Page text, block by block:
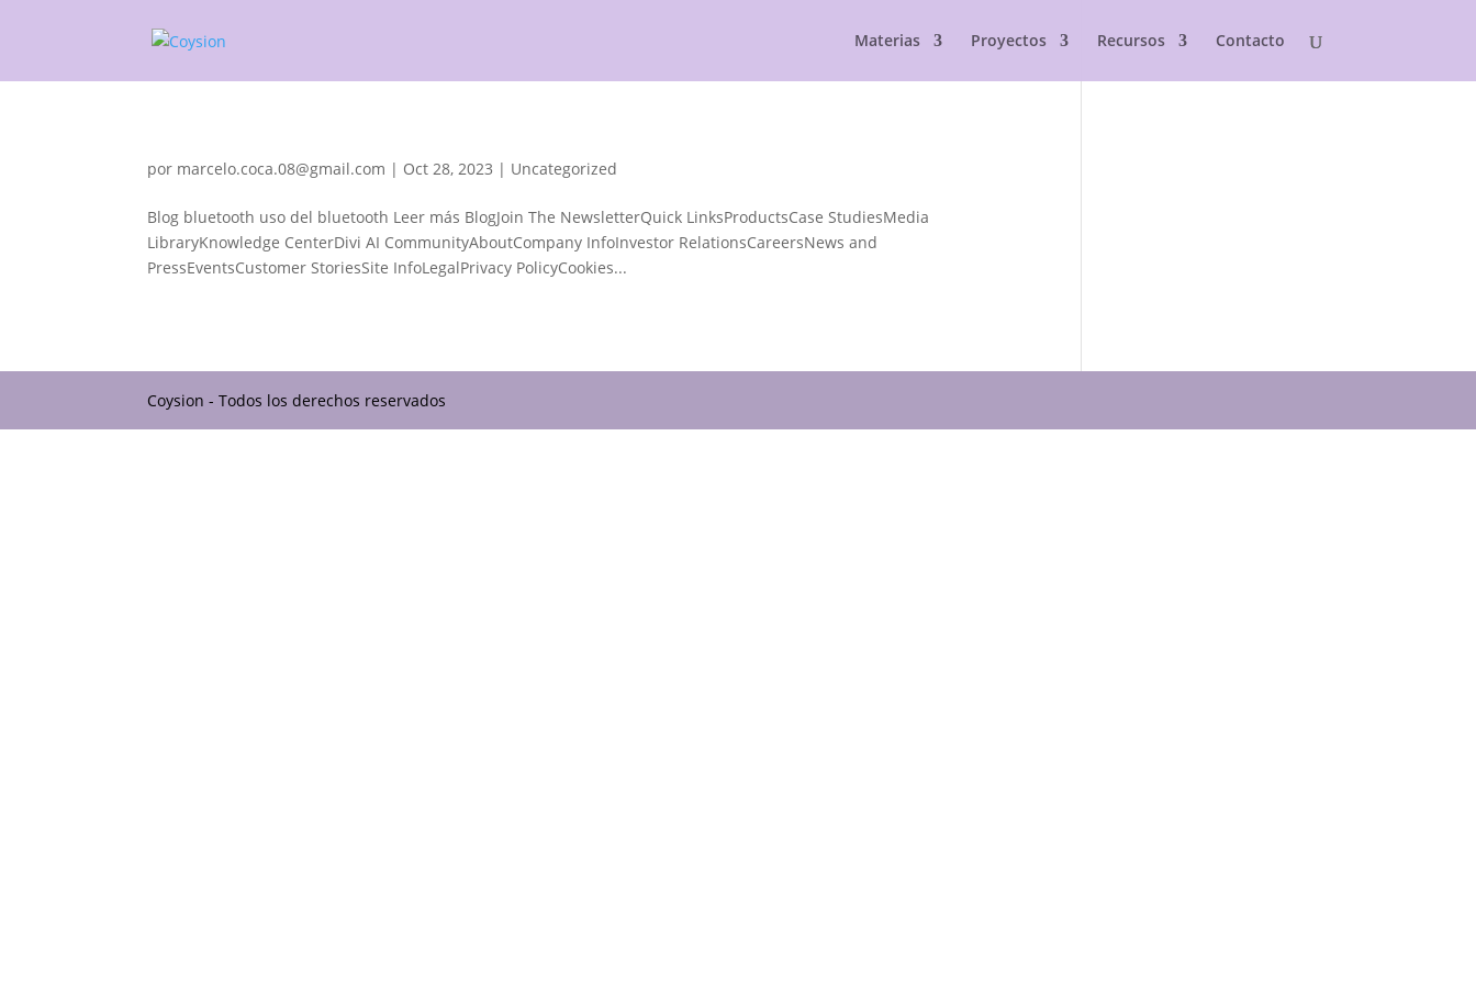
Materias Proyectos Recursos Contacto
por marcelo.coca.08@gmail.com | Oct 28, 2023 | Uncategorized
Blog bluetooth uso del bluetooth Leer más BlogJoin The NewsletterQuick LinksProductsCase StudiesMedia
LibraryKnowledge CenterDivi AI CommunityAboutCompany InfoInvestor RelationsCareersNews and
PressEventsCustomer StoriesSite InfoLegalPrivacy PolicyCookies...
Coysion - Todos los derechos reservados